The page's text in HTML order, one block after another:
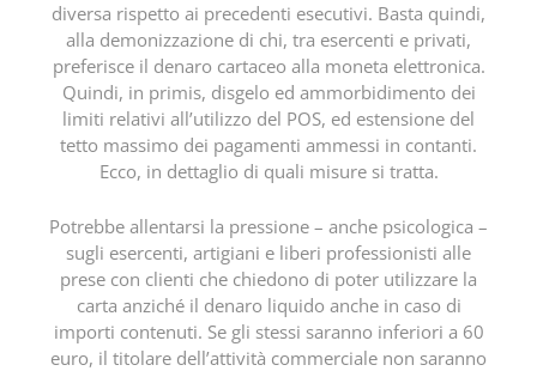
diversa rispetto ai precedenti esecutivi. Basta quindi,
alla demonizzazione di chi, tra esercenti e privati,
preferisce il denaro cartaceo alla moneta elettronica.
Quindi, in primis, disgelo ed ammorbidimento dei
limiti relativi all’utilizzo del POS, ed estensione del
tetto massimo dei pagamenti ammessi in contanti.
Ecco, in dettaglio di quali misure si tratta.
Potrebbe allentarsi la pressione – anche psicologica –
sugli esercenti, artigiani e liberi professionisti alle
prese con clienti che chiedono di poter utilizzare la
carta anziché il denaro liquido anche in caso di
importi contenuti. Se gli stessi saranno inferiori a 60
euro, il titolare dell’attività commerciale non saranno